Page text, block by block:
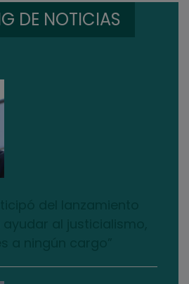
DE NOTICIAS